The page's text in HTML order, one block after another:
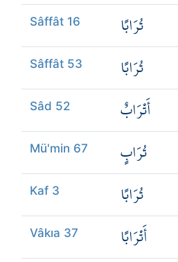
Sâffât 16 تُرَابًا
Sâffât 53 تُرَابًا
Sâd 52 أَتْرَابٌ
Mü'min 67 تُرَابٍ
Kaf 3 تُرَابًا
Vâkıa 37 أَتْرَابًا